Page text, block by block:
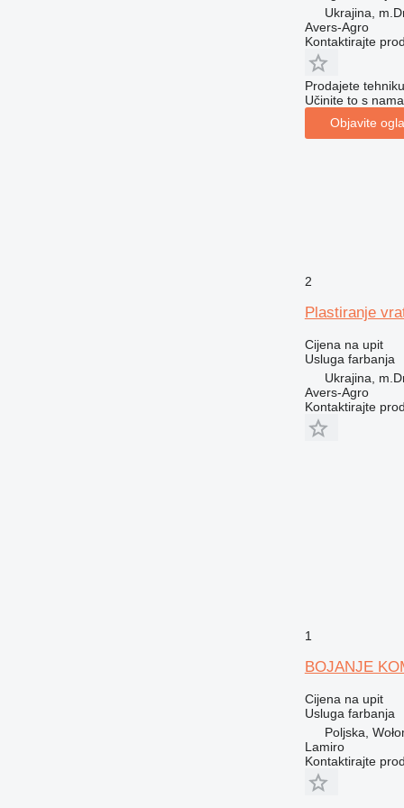
Ukrajina,
Avers-Agro
Kontaktirajte
Prodajete
Učinite to s
Objavite
2
Plastiranje
Cijena na upit
Usluga farbanja
Ukrajina,
Avers-Agro
Kontaktirajte
1
BOJANJE
Cijena na upit
Usluga farbanja
Poljska,
Lamiro
Kontaktirajte